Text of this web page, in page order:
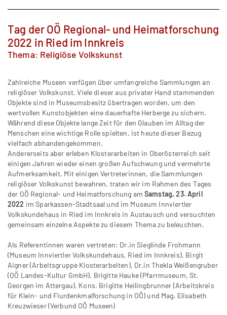
Tag der OÖ Regional- und Heimatforschung
2022 in Ried im Innkreis
Thema: Religiöse Volkskunst
Zahlreiche Museen verfügen über umfangreiche Sammlungen an
religiöser Volkskunst. Viele dieser aus privater Hand stammenden
Objekte sind in Museumsbesitz übertragen worden, um den
wertvollen Kunstobjekten eine dauerhafte Herberge zu sichern.
Während diese Objekte lange Zeit für den Glauben im Alltag der
Menschen eine wichtige Rolle spielten, ist heute dieser Bezug
vielfach abhandengekommen.
Andererseits aber erleben Klosterarbeiten in Oberösterreich seit
einigen Jahren wieder einen großen Aufschwung und vermehrte
Aufmerksamkeit. Mit einigen Vertreterinnen, die Sammlungen
religiöser Volkskunst bewahren, traten wir im Rahmen des Tages
der OÖ Regional- und Heimatforschung am Samstag, 23. April
2022 im Sparkassen-Stadtsaal und im Museum Innviertler
Volkskundehaus in Ried im Innkreis in Austausch und versuchten
gemeinsam einzelne Aspekte zu diesem Thema zu beleuchten.
Als Referentinnen waren vertreten: Dr.in Sieglinde Frohmann
(Museum Innviertler Volkskundehaus, Ried im Innkreis), Birgit
Aigner (Arbeitsgruppe Klosterarbeiten), Dr.in Thekla Weißengruber
(OÖ Landes-Kultur GmbH), Brigitte Hauke (Pfarrmuseum, St.
Georgen im Attergau), Kons. Brigitte Heilingbrunner (Arbeitskreis
für Klein- und Flurdenkmalforschung in OÖ) und Mag. Elisabeth
Kreuzwieser (Verbund OÖ Museen)